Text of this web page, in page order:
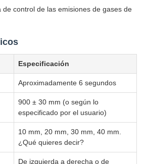
de control de las emisiones de gases de
Especificación
Aproximadamente 6 segundos
900 ± 30 mm (o según lo
especificado por el usuario)
10 mm, 20 mm, 30 mm, 40 mm.
¿Qué quieres decir?
De izquierda a derecha o de